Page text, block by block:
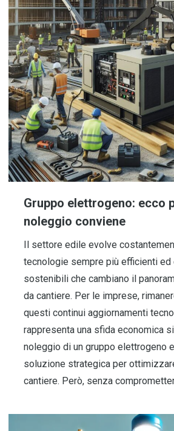
Gruppo elettrogeno: ecco
noleggio conviene
Il settore edile evolve
tecnologie sempre più efficienti ed
sostenibili che cambiano il
da cantiere. Per le imprese,
questi continui aggiornamenti
rappresenta una sfida economica
noleggio di un gruppo elettrogeno
soluzione strategica per
cantiere. Però, senza